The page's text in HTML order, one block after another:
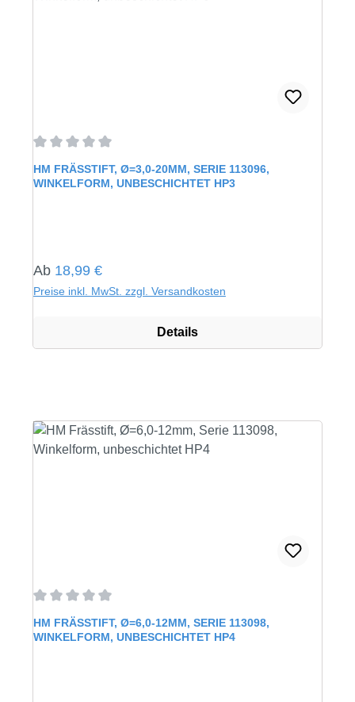
Durchschnittliche Bewertung von 0 von 5 Sternen
HM FRÄSSTIFT, Ø=3,0-20MM, SERIE 113096,
WINKELFORM, UNBESCHICHTET HP3
Regulärer Preis:
Ab 18,99 €
Preise inkl. MwSt. zzgl. Versandkosten
Details
Durchschnittliche Bewertung von 0 von 5 Sternen
HM FRÄSSTIFT, Ø=6,0-12MM, SERIE 113098,
WINKELFORM, UNBESCHICHTET HP4